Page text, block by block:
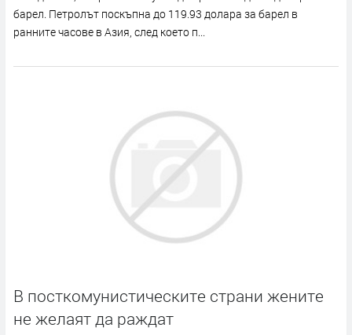
барел. Петролът поскъпна до 119.93 долара за барел в
ранните часове в Азия, след което п...
В посткомунистическите страни жените
не желаят да раждат